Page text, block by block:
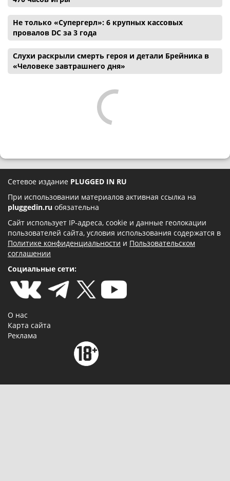
Не только «Супергерл»: 6 крупных кассовых
провалов DC за 3 года
Слухи раскрыли смерть героя и детали Брейника в
«Человеке завтрашнего дня»
Сетевое издание PLUGGED IN RU
При использовании материалов активная ссылка на
pluggedin.ru обязательна
Сайт использует IP-адреса, cookie и данные геолокации
пользователей сайта, условия использования содержатся в
Политике конфиденциальности и Пользовательском
соглашении
Социальные сети:
О нас
Карта сайта
Реклама